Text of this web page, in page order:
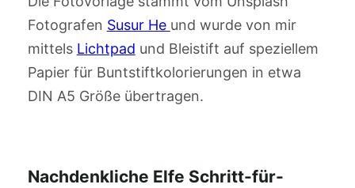
Fotografen Susur He und wurde von mir
mittels Lichtpad und Bleistift auf speziellem
Papier für Buntstiftkolorierungen in etwa
DIN A5 Größe übertragen.
Nachdenkliche Elfe Schritt-für-